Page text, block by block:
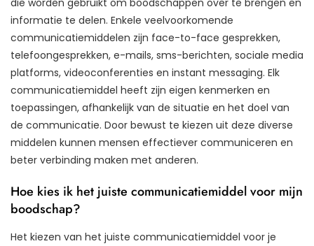
informatie te delen. Enkele veelvoorkomende
communicatiemiddelen zijn face-to-face gesprekken,
telefoongesprekken, e-mails, sms-berichten, sociale media
platforms, videoconferenties en instant messaging. Elk
communicatiemiddel heeft zijn eigen kenmerken en
toepassingen, afhankelijk van de situatie en het doel van
de communicatie. Door bewust te kiezen uit deze diverse
middelen kunnen mensen effectiever communiceren en
beter verbinding maken met anderen.
Hoe kies ik het juiste communicatiemiddel voor mijn
boodschap?
Het kiezen van het juiste communicatiemiddel voor je